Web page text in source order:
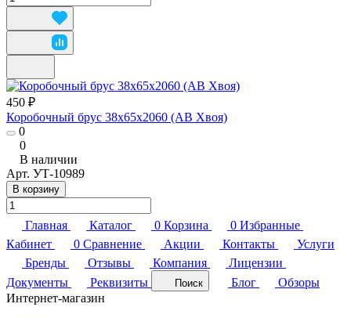
450 ₽
Коробочный брус 38x65x2060 (АВ Хвоя)
0
0
В наличии
Арт. УТ-10989
В корзину
Главная Каталог 0 Корзина 0 Избранные
Кабинет
0 Сравнение Акции Контакты
Услуги
Бренды
Отзывы Компания
Лицензии
Документы
Реквизиты Поиск Блог
Обзоры
Интернет-магазин